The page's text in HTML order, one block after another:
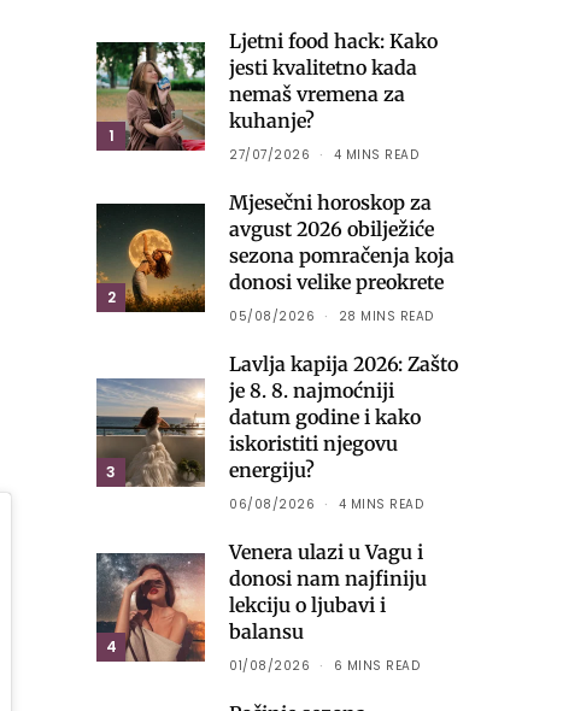
1
Ljetni food hack: Kako
jesti kvalitetno kada
nemaš vremena za
kuhanje?
27/07/2026 4 MINS READ
2
Mjesečni horoskop za
avgust 2026 obilježiće
sezona pomračenja koja
donosi velike preokrete
05/08/2026 28 MINS READ
3
Lavlja kapija 2026: Zašto
je 8. 8. najmoćniji
datum godine i kako
iskoristiti njegovu
energiju?
06/08/2026 4 MINS READ
4
Venera ulazi u Vagu i
donosi nam najfiniju
lekciju o ljubavi i
balansu
01/08/2026 6 MINS READ